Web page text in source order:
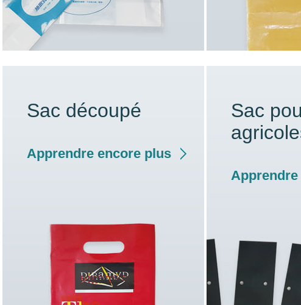
Sac découpé
Apprendre encore plus
Sac